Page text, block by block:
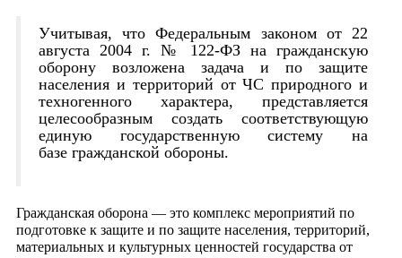
Учитывая, что Федеральным законом от 22
августа 2004 г. № 122-ФЗ на гражданскую
оборону возложена задача и по защите
населения и территорий от ЧС природного и
техногенного характера, представляется
целесообразным создать соответствующую
единую государственную систему на
базе гражданской обороны.
Гражданская оборона — это комплекс мероприятий по
подготовке к защите и по защите населения, территорий,
материальных и культурных ценностей государства от